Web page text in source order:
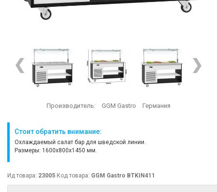
Производитель: GGM Gastro Германия
Стоит обратить внимание:
Охлаждаемый салат бар для шведской линии.
Размеры: 1600х800х1450 мм.
Ид товара: 23005 Код товара: GGM Gastro BTKIN411